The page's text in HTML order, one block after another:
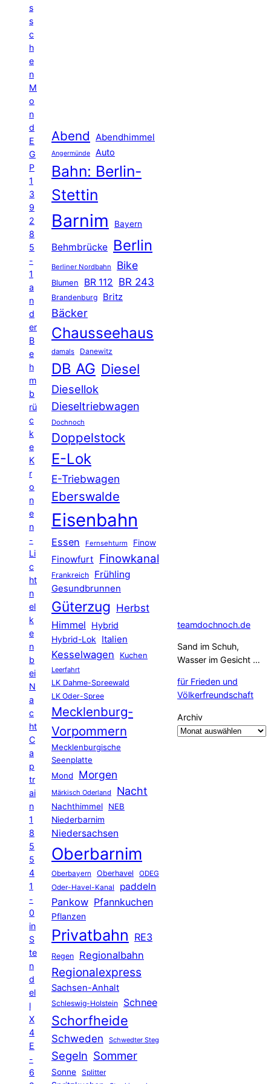
s
s
c
h
e
n
M
o
n
d
E
G
P
1
3
9
2
8
5
-
1
a
n
d
er
B
e
h
m
b
rü
c
k
e
K
r
o
n
e
n
-
Li
c
ht
n
el
k
e
n
b
ei
N
a
c
ht
C
a
p
tr
ai
n
1
8
5
5
4
1
-
0
in
S
te
n
d
el
l
X
4
E
-
6
Abend Abendhimmel
Angermünde Auto
Bahn: Berlin-
Stettin
Barnim Bayern
Behmbrücke Berlin
Berliner Nordbahn Bike
Blumen BR 112 BR 243
Brandenburg Britz
Bäcker
Chausseehaus
damals Danewitz
DB AG Diesel
Diesellok
Dieseltriebwagen
Dochnoch
Doppelstock
E-Lok
E-Triebwagen
Eberswalde
Eisenbahn
Essen Fernsehturm Finow
Finowfurt Finowkanal
Frankreich Frühling
Gesundbrunnen
Güterzug Herbst
Himmel
Hybrid
Hybrid-Lok Italien
Kesselwagen Kuchen
Leerfahrt
LK Dahme-Spreewald
LK Oder-Spree
Mecklenburg-
Vorpommern
Mecklenburgische
Seenplatte
Mond
Morgen
Märkisch Oderland Nacht
Nachthimmel
NEB
Niederbarnim
Niedersachsen
Oberbarnim
Oberbayern Oberhavel ODEG
Oder-Havel-Kanal paddeln
Pankow Pfannkuchen
Pflanzen
Privatbahn RE3
Regen Regionalbahn
Regionalexpress
Sachsen-Anhalt
Schleswig-Holstein Schnee
Schorfheide
Schweden Schwedter Steg
Segeln Sommer
Sonne Splitter
teamdochnoch.de
Sand im Schuh,
Wasser im Gesicht …
für Frieden und
Völkerfreundschaft
Archiv